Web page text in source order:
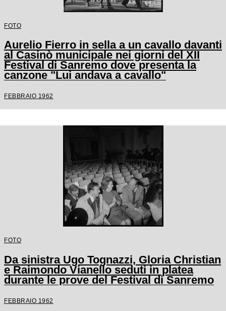
FOTO
Aurelio Fierro in sella a un cavallo davanti
al Casinò municipale nei giorni del XII
Festival di Sanremo dove presenta la
canzone "Lui andava a cavallo"
FEBBRAIO 1962
FOTO
Da sinistra Ugo Tognazzi, Gloria Christian
e Raimondo Vianello seduti in platea
durante le prove del Festival di Sanremo
FEBBRAIO 1962